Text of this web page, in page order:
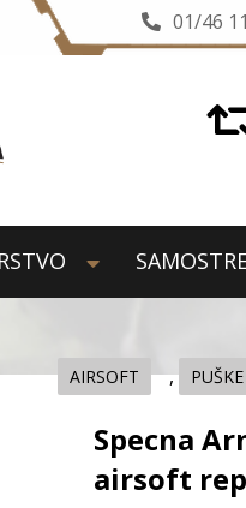
01/46
AIRSOFT , PUŠKE
Specna
airsoft